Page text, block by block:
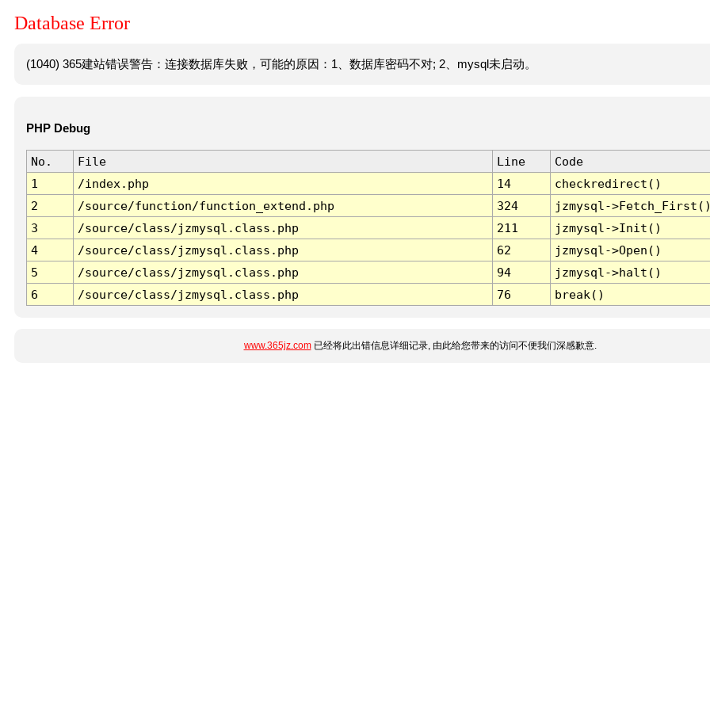
Database Error
(1040) 365建站错误警告：连接数据库失败，可能的原因：1、数据库密码不对; 2、mysql未启动。
PHP Debug
No. File Line
Code
1
/index.php 14
checkredirect()
2
/source/function/function_extend.php 324
jzmysql-
3
/source/class/jzmysql.class.php 211
jzmysql->Init()
4
/source/class/jzmysql.class.php 62
jzmysql->Open()
5
/source/class/jzmysql.class.php 94
jzmysql->halt()
6
/source/class/jzmysql.class.php 76 break()
www.365jz.com已经将此出错信息详细记录, 由此给您带来的访问不便我们深感歉意.